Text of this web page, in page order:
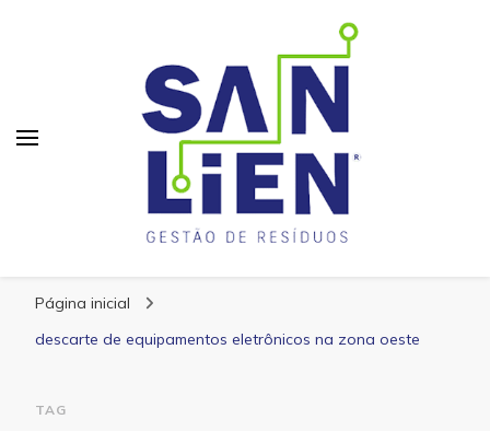
Página inicial
descarte de equipamentos eletrônicos na zona oeste
TAG